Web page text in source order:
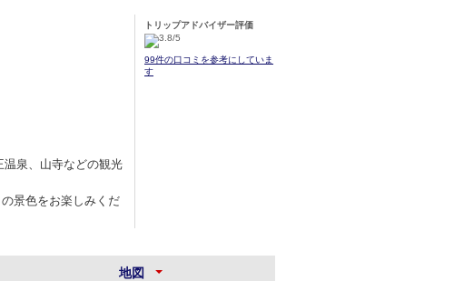
泉、山寺などの観光
景色をお楽しみくだ
トリップアドバイザー評価
99件の口コミを参考にしていま
す
地図